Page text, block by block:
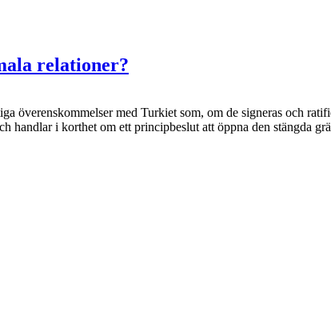
relationer?
överenskommelser med Turkiet som, om de signeras och
handlar i korthet om ett principbeslut att öppna den stängda